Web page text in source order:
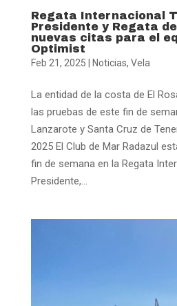
Regata Internacional
Presidente y Regata
nuevas citas para el
Optimist
Feb 21, 2025 Noticias, Vela
La entidad de la costa de El
las pruebas de este fin de
Lanzarote y Santa Cruz de
2025 El Club de Mar Radazul
fin de semana en la Regata
Presidente,...